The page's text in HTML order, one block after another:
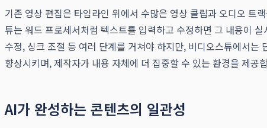
기존 영상 편집은 타임라인 위에서 수많은 영상 클립과 오디오 트
튜는 워드 프로세서처럼 텍스트를 입력하고 수정하면 그 내용이
수정, 싱크 조절 등 여러 단계를 거쳐야 하지만, 비디오스튜에서는
향상시키며, 제작자가 내용 자체에 더 집중할 수 있는 환경을 제공
AI가 완성하는 콘텐츠의 일관성